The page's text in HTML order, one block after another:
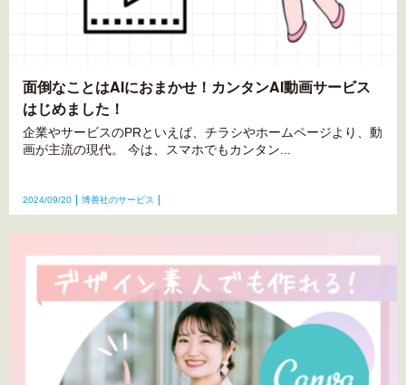
面倒なことはAIにおまかせ！カンタンAI動画サービス
はじめました！
企業やサービスのPRといえば、チラシやホームページより、動
画が主流の現代。 今は、スマホでもカンタン...
2024/09/20 博善社のサービス